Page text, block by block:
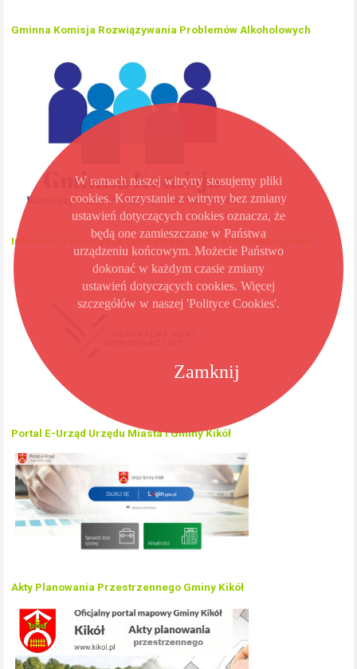
Gminna Komisja Rozwiązywania Problemów Alkoholowych
Informacje dotyczące Centralnego Portu Komunikacyjnego
Portal E-Urząd Urzędu Miasta i Gminy Kikół
Akty Planowania Przestrzennego Gminy Kikół
Zamknij
W ramach naszej witryny stosujemy pliki
cookies. Korzystanie z witryny bez zmiany
ustawień dotyczących cookies oznacza, że
będą one zamieszczane w Państwa
urządzeniu końcowym. Możecie Państwo
dokonać w każdym czasie zmiany
ustawień dotyczących cookies. Więcej
szczegółów w naszej 'Polityce Cookies'.